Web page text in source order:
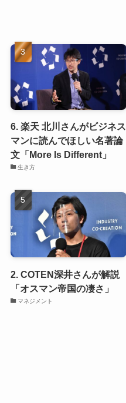
6. 楽天 北川さんがビジネス
マンに読んでほしい名著論
文「More Is Different」
生き方
2. COTEN深井さんが解説
「オスマン帝国の凄さ」
マネジメント